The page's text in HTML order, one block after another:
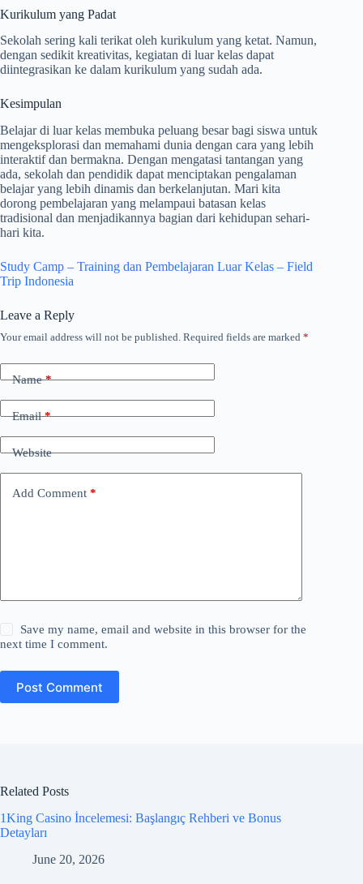
Kurikulum yang Padat
Sekolah sering kali terikat oleh kurikulum yang ketat. Namun,
dengan sedikit kreativitas, kegiatan di luar kelas dapat
diintegrasikan ke dalam kurikulum yang sudah ada.
Kesimpulan
Belajar di luar kelas membuka peluang besar bagi siswa untuk
mengeksplorasi dan memahami dunia dengan cara yang lebih
interaktif dan bermakna. Dengan mengatasi tantangan yang
ada, sekolah dan pendidik dapat menciptakan pengalaman
belajar yang lebih dinamis dan berkelanjutan. Mari kita
dorong pembelajaran yang melampaui batasan kelas
tradisional dan menjadikannya bagian dari kehidupan sehari-
hari kita.
Study Camp – Training dan Pembelajaran Luar Kelas – Field
Trip Indonesia
Leave a Reply
Your email address will not be published. Required fields are marked *
Name*
Email*
Website
Add Comment *
Save my name, email and website in this browser for the
next time I comment.
Post Comment
Related Posts
1King Casino İncelemesi: Başlangıç Rehberi ve Bonus
Detayları
June 20, 2026